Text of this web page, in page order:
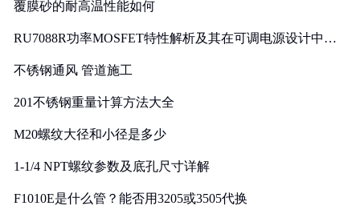
覆膜砂的耐高温性能如何
RU7088R功率MOSFET特性解析及其在可调电源设计中的
不锈钢通风 管道施工
201不锈钢重量计算方法大全
M20螺纹大径和小径是多少
1-1/4 NPT螺纹参数及底孔尺寸详解
F1010E是什么管？能否用3205或3505代换